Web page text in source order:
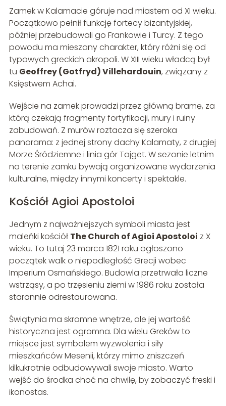
Zamek w Kalamacie góruje nad miastem od XI wieku.
Początkowo pełnił funkcję fortecy bizantyjskiej,
później przebudowali go Frankowie i Turcy. Z tego
powodu ma mieszany charakter, który różni się od
typowych greckich akropoli. W XIII wieku władcą był
tu Geoffrey (Gotfryd) Villehardouin, związany z
Księstwem Achai.
Wejście na zamek prowadzi przez główną bramę, za
którą czekają fragmenty fortyfikacji, mury i ruiny
zabudowań. Z murów roztacza się szeroka
panorama: z jednej strony dachy Kalamaty, z drugiej
Morze Śródziemne i linia gór Tajget. W sezonie letnim
na terenie zamku bywają organizowane wydarzenia
kulturalne, między innymi koncerty i spektakle.
Kościół Agioi Apostoloi
Jednym z najważniejszych symboli miasta jest
maleńki kościół The Church of Agioi Apostoloi z X
wieku. To tutaj 23 marca 1821 roku ogłoszono
początek walk o niepodległość Grecji wobec
Imperium Osmańskiego. Budowla przetrwała liczne
wstrząsy, a po trzęsieniu ziemi w 1986 roku została
starannie odrestaurowana.
Świątynia ma skromne wnętrze, ale jej wartość
historyczna jest ogromna. Dla wielu Greków to
miejsce jest symbolem wyzwolenia i siły
mieszkańców Mesenii, którzy mimo zniszczeń
kilkukrotnie odbudowywali swoje miasto. Warto
wejść do środka choć na chwilę, by zobaczyć freski i
ikonostas.